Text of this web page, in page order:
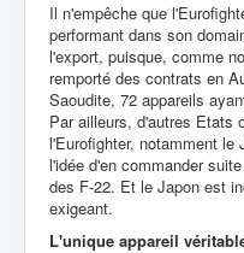
Il n'empêche que
performant dans son
l'export, puisque, comme
remporté des contrats en
Saoudite, 72 appareils
Par ailleurs, d'autres Etats
l'Eurofighter, notamment le
l'idée d'en commander
des F-22. Et le Japon est
exigeant.
L'unique appareil